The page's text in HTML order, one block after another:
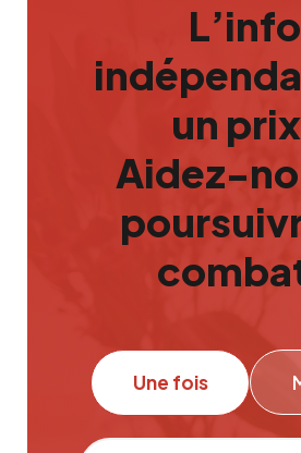
L’info
un
Aidez-
Une fois